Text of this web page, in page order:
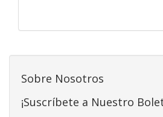
Sobre Nosotros
¡Suscríbete a Nuestro